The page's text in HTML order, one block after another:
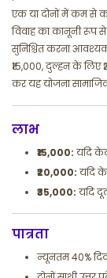
एक या दोनों में कम से
विवाह का कानूनी रूप से
सुनिश्चित करना
₹15,000, दुल्हन के लिए
कर यह योजना
लाभ
₹15,000:यदि
₹20,000:यदि
₹35,000:यदि
पात्रता
न्यूनतम 40%